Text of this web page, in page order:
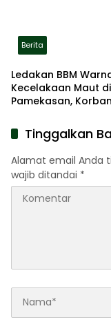
Berita
Ledakan BBM
Kecelakaan Maut di
Pamekasan,
Tinggalkan
Alamat email Anda
wajib ditandai *